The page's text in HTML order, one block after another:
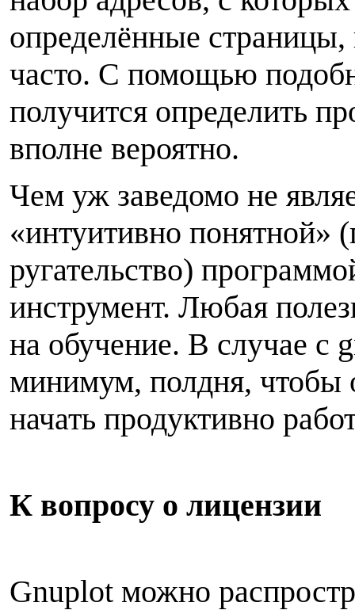
определённые страницы,
часто. С помощью
получится определить
вполне вероятно.
Чем уж заведомо не
«интуитивно понятной»
ругательство)
инструмент. Любая
на обучение. В случае с
минимум, полдня, чтобы
начать продуктивно
К вопросу о лицензии
Gnuplot можно